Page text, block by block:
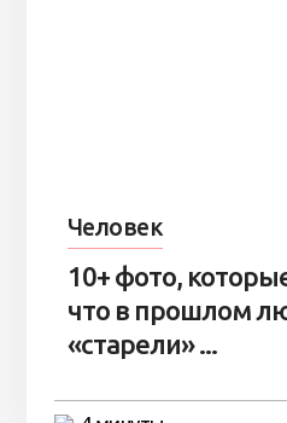
Человек
10+ фото,
что в прошлом
«старели» ...